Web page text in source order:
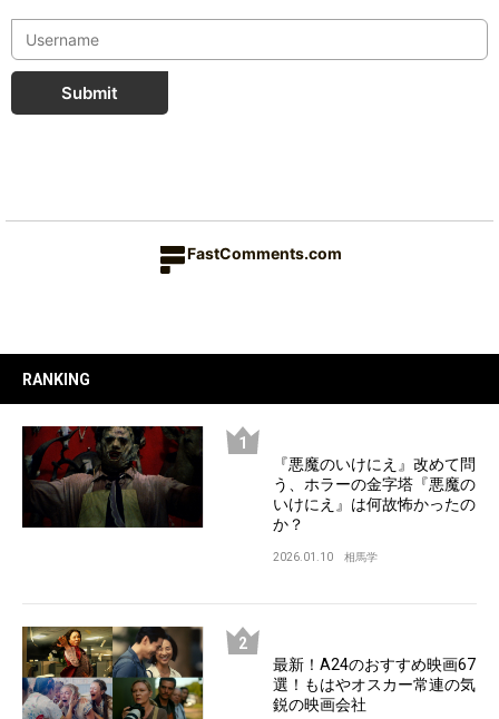
Submit
FastComments.com
RANKING
『悪魔のいけにえ』改めて問
う、ホラーの金字塔『悪魔の
いけにえ』は何故怖かったの
か？
2026.01.10 相馬学
最新！A24のおすすめ映画67
選！もはやオスカー常連の気
鋭の映画会社